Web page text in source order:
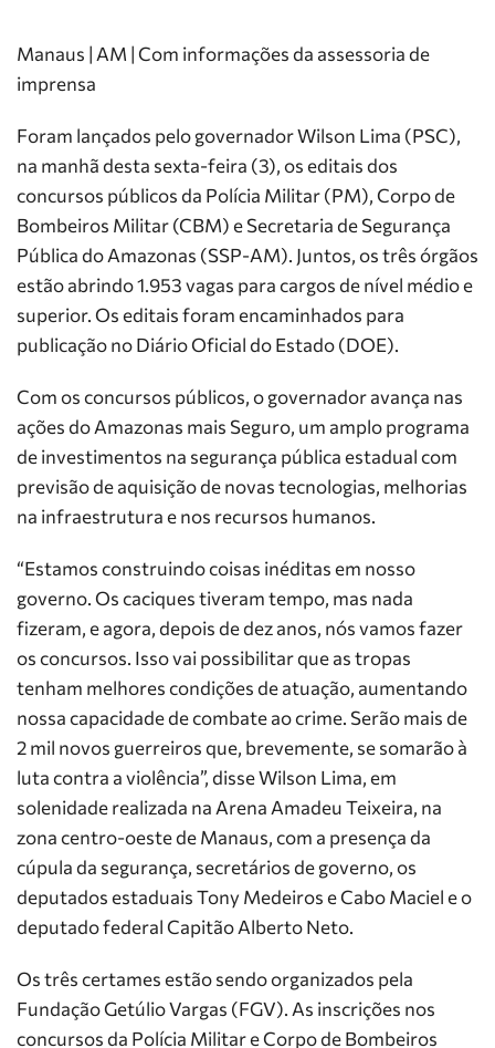
Manaus | AM | Com informações da assessoria de
imprensa
Foram lançados pelo governador Wilson Lima (PSC),
na manhã desta sexta-feira (3), os editais dos
concursos públicos da Polícia Militar (PM), Corpo de
Bombeiros Militar (CBM) e Secretaria de Segurança
Pública do Amazonas (SSP-AM). Juntos, os três órgãos
estão abrindo 1.953 vagas para cargos de nível médio e
superior. Os editais foram encaminhados para
publicação no Diário Oficial do Estado (DOE).
Com os concursos públicos, o governador avança nas
ações do Amazonas mais Seguro, um amplo programa
de investimentos na segurança pública estadual com
previsão de aquisição de novas tecnologias, melhorias
na infraestrutura e nos recursos humanos.
“Estamos construindo coisas inéditas em nosso
governo. Os caciques tiveram tempo, mas nada
fizeram, e agora, depois de dez anos, nós vamos fazer
os concursos. Isso vai possibilitar que as tropas
tenham melhores condições de atuação, aumentando
nossa capacidade de combate ao crime. Serão mais de
2 mil novos guerreiros que, brevemente, se somarão à
luta contra a violência”, disse Wilson Lima, em
solenidade realizada na Arena Amadeu Teixeira, na
zona centro-oeste de Manaus, com a presença da
cúpula da segurança, secretários de governo, os
deputados estaduais Tony Medeiros e Cabo Maciel e o
deputado federal Capitão Alberto Neto.
Os três certames estão sendo organizados pela
Fundação Getúlio Vargas (FGV). As inscrições nos
concursos da Polícia Militar e Corpo de Bombeiros